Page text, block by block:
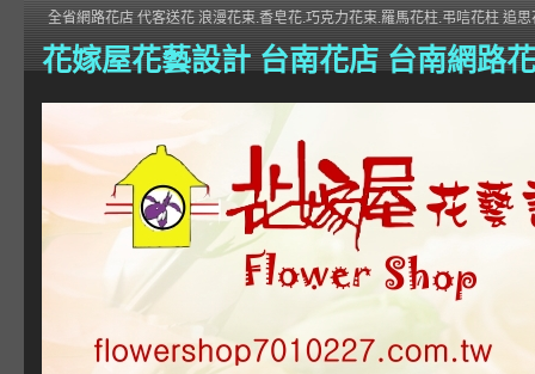
花嫁屋花藝設計 台南花店 台南網路
全省網路花店 代客送花 浪漫花束.香皂花.巧克力花束.羅馬花柱.弔唁花柱 追